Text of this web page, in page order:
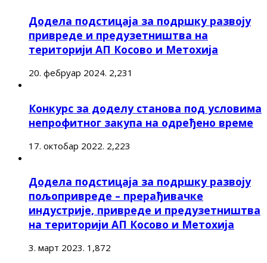
Додела подстицаја за подршку развоју
привреде и предузетништва на
територији АП Косово и Метохија
20. фебруар 2024. 2,231
Конкурс за доделу станова под условима
непрофитног закупа на одређено време
17. октобар 2022. 2,223
Додела подстицаја за подршку развоју
пољопривреде – прерађивачке
индустрије, привреде и предузетништва
на територији АП Косово и Метохија
3. март 2023. 1,872